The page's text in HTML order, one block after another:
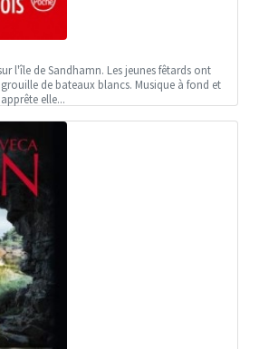
l'île de Sandhamn. Les jeunes fêtards ont
de bateaux blancs. Musique à fond et
elle...